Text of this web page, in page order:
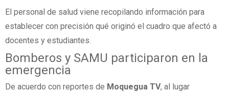
El personal de salud viene recopilando información para
establecer con precisión qué originó el cuadro que afectó a
docentes y estudiantes.
Bomberos y SAMU participaron en la
emergencia
De acuerdo con reportes de Moquegua TV, al lugar